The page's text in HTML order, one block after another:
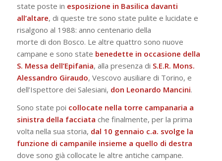
state poste in esposizione in Basilica davanti
all’altare, di queste tre sono state pulite e lucidate e
risalgono al 1988: anno centenario della
morte di don Bosco. Le altre quattro sono nuove
campane e sono state benedette in occasione della
S. Messa dell’Epifania, alla presenza di S.E.R. Mons.
Alessandro Giraudo, Vescovo ausiliare di Torino, e
dell’Ispettore dei Salesiani, don Leonardo Mancini.
Sono state poi collocate nella torre campanaria a
sinistra della facciata che finalmente, per la prima
volta nella sua storia, dal 10 gennaio c.a. svolge la
funzione di campanile insieme a quello di destra
dove sono già collocate le altre antiche campane.